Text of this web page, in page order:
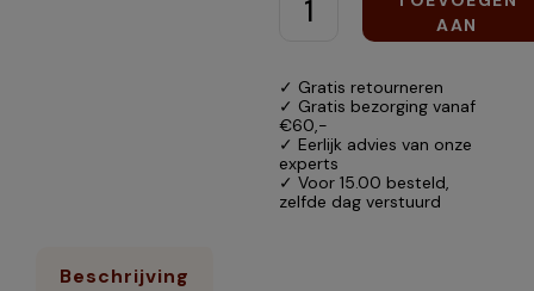
AAN
✓ Gratis retourneren
✓ Gratis bezorging vanaf
€60,-
✓ Eerlijk advies van onze
experts
✓ Voor 15.00 besteld,
zelfde dag verstuurd
Beschrijving